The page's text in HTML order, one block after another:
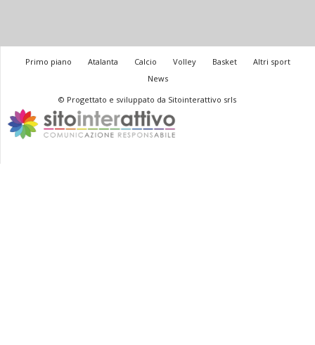
Primo piano Atalanta Calcio Volley Basket
Altri sport
News
© Progettato e sviluppato da Sitointerattivo srls